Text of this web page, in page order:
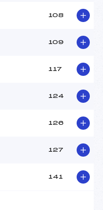
108
109
117
124
126
127
141